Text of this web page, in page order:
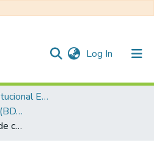
Log In (current)
Repositório Institucional EESC
Teses e Dissertações (BDTD USP)
Otimização de pilares de concreto armado mediante uniformização do índice de confiabilidade